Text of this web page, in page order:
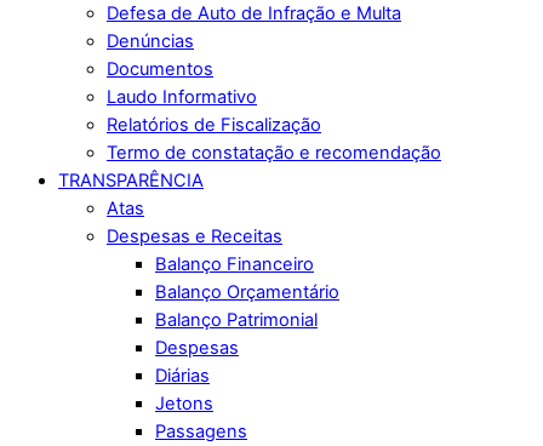
Defesa de Auto de Infração e Multa
Denúncias
Documentos
Laudo Informativo
Relatórios de Fiscalização
Termo de constatação e recomendação
TRANSPARÊNCIA
Atas
Despesas e Receitas
Balanço Financeiro
Balanço Orçamentário
Balanço Patrimonial
Despesas
Diárias
Jetons
Passagens